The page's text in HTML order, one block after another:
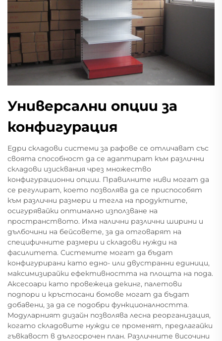
Универсални опции за
конфигурация
Едри складови системи за рафове се отличават със
своята способност да се адаптират към различни
складови изисквания чрез множество
конфигурационни опции. Правилните ниви могат да
се регулират, което позволява да се приспособят
към различни размери и тегла на продуктите,
осигурявайки оптимално използване на
пространството. Има налични различни ширини и
дълбочини на бейсовете, за да отговарят на
специфичните размери и складови нужди на
фасилитета. Системите могат да бъдат
конфигурирани като едно- или двустранни единици,
максимизирайки ефективността на площта на пода.
Аксесоари като провежеца декинг, палетови
подпори и кръстосани бомове могат да бъдат
добавени, за да се подобри функционалността.
Модуларният дизайн позволява лесна реорганизация,
когато складовите нужди се променят, предлагайки
гъвкавост в дългосрочен план. Различните височини